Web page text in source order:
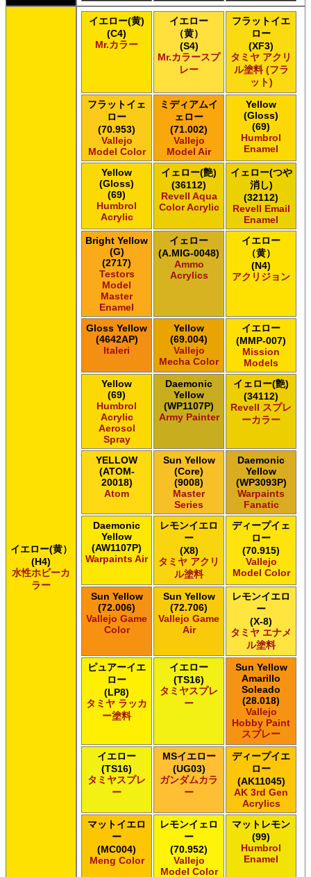
ＧＳＩクレオス Mr.カラー スーパーメタリック 2
ＧＳＩクレオス Mr.カラースプレー
ＧＳＩクレオス Mr.クリアカラーGX
ＧＳＩクレオス Mr.クリスタルカラー
ＧＳＩクレオス Mr.サーフェイサー/プライマー
ＧＳＩクレオス Mr.メタリックカラーGX
ＧＳＩクレオス Mr.メタルカラー
ＧＳＩクレオス アクリジョン
ＧＳＩクレオス ガンダムカラー
ＧＳＩクレオス ガンダムカラー
ＧＳＩクレオス ガンダムカラースプレー
ＧＳＩクレオス ガンダムカラースプレー
ＧＳＩクレオス ガンダムマーカー
ＧＳＩクレオス 水性ホビーカラー
イエロー(黄）
(H4)
水性ホビーカ
ラー
イエロー(黄)
(C4)
Mr.カラー
イエロー
（黄）
(S4)
Mr.カラースプ
レー
フラットイエ
ロー
(XF3)
タミヤ アクリ
ル塗料 (フラ
ット)
フラットイェ
ロー
(70.953)
Vallejo
Model Color
ミディアムイ
ェロー
(71.002)
Vallejo
Model Air
Yellow
(Gloss)
(69)
Humbrol
Enamel
Yellow
(Gloss)
(69)
Humbrol
Acrylic
イェロー(艶)
(36112)
Revell Aqua
Color Acrylic
イェロー(つや
消し)
(32112)
Revell Email
Enamel
Bright Yellow
(G)
(2717)
Testors
Model
Master
Enamel
イェロー
(A.MIG-0048)
Ammo
Acrylics
イエロー
（黄）
(N4)
アクリジョン
Gloss Yellow
(4642AP)
Italeri
Yellow
(69.004)
Vallejo
Mecha Color
イエロー
(MMP-007)
Mission
Models
Yellow
(69)
Humbrol
Acrylic
Aerosol
Spray
Daemonic
Yellow
(WP1107P)
Army Painter
イェロー(艶)
(34112)
Revell スプレ
ーカラー
YELLOW
(ATOM-
20018)
Atom
Sun Yellow
(Core)
(9008)
Master
Series
Daemonic
Yellow
(WP3093P)
Warpaints
Fanatic
Daemonic
Yellow
(AW1107P)
Warpaints Air
レモンイエロ
ー
(X8)
タミヤ アクリ
ル塗料
ディープイェ
ロー
(70.915)
Vallejo
Model Color
Sun Yellow
(72.006)
Vallejo Game
Color
Sun Yellow
(72.706)
Vallejo Game
Air
レモンイエロ
ー
(X-8)
タミヤ エナメ
ル塗料
ピュアーイエ
ロー
(LP8)
タミヤ ラッカ
ー塗料
イエロー
(TS16)
タミヤスプレ
ー
Sun Yellow
Amarillo
Soleado
(28.018)
Vallejo
Hobby Paint
スプレー
イエロー
(TS16)
タミヤスプレ
ー
MSイエロー
(UG03)
ガンダムカラ
ー
ディープイエ
ロー
(AK11045)
AK 3rd Gen
Acrylics
マットイエロ
ー
(MC004)
Meng Color
レモンイェロ
ー
(70.952)
Vallejo
Model Color
マットレモン
(99)
Humbrol
Enamel